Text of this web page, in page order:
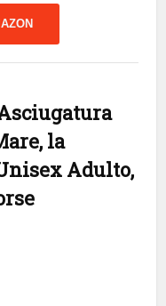
la
Adulto,